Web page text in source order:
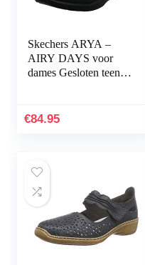
Skechers ARYA –
AIRY DAYS voor
dames Gesloten teen
€84.95